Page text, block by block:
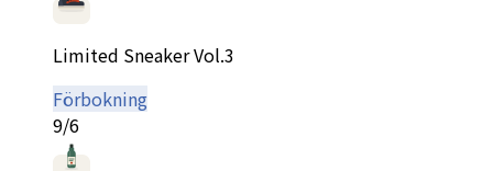
Limited Sneaker Vol.3
Förbokning
9/6